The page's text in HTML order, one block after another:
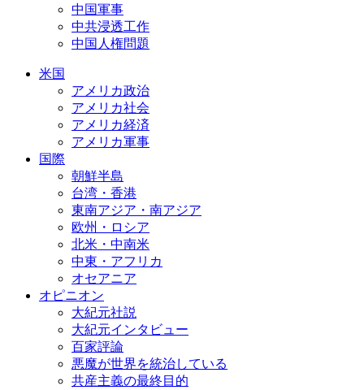
中国軍事
中共浸透工作
中国人権問題
米国
アメリカ政治
アメリカ社会
アメリカ経済
アメリカ軍事
国際
朝鮮半島
台湾・香港
東南アジア・南アジア
欧州・ロシア
北米・中南米
中東・アフリカ
オセアニア
オピニオン
大紀元社説
大紀元インタビュー
百家評論
悪魔が世界を統治している
共産主義の最終目的